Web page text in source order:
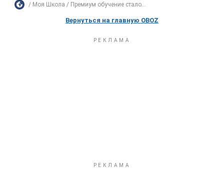
Моя Школа Премиум обучение стало...
Вернуться на главную OBOZ